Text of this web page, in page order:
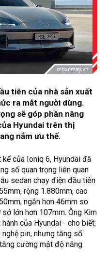
tiên của nhà sản xuất
ra mắt người dùng.
sẽ góp phần nâng
Hyundai trên thị
nắm ưu thế.
của Ioniq 6, Hyundai đã
số quan trọng liên quan
sedan chạy điện đầu tiên
rộng 1.880mm, cao
ngắn hơn 46mm so
lớn hơn 107mm. Ông Kim
của Hyundai - cho biết:
pin, nhưng tăng số
cường mật độ năng